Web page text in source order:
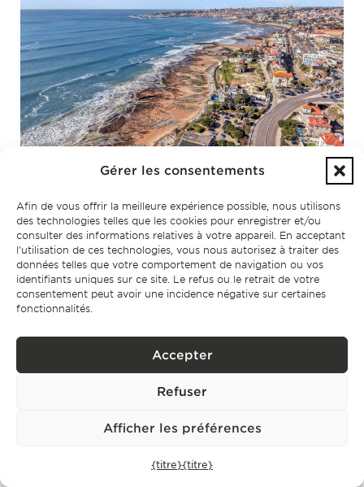
Gérer les consentements
Afin de vous offrir la meilleure expérience possible, nous utilisons
des technologies telles que les cookies pour enregistrer et/ou
consulter des informations relatives à votre appareil. En acceptant
l'utilisation de ces technologies, vous nous autorisez à traiter des
données telles que votre comportement de navigation ou vos
identifiants uniques sur ce site. Le refus ou le retrait de votre
consentement peut avoir une incidence négative sur certaines
fonctionnalités.
Accepter
Refuser
Afficher les préférences
{titre}{titre}
de marketing et activer ce contenu